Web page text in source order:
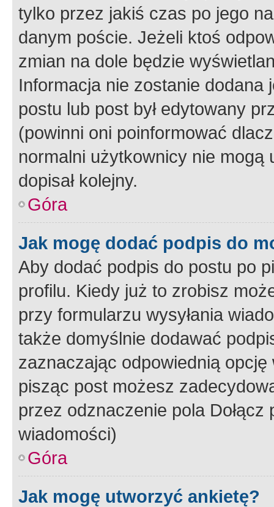
tylko przez jakiś czas po jego
danym poście. Jeżeli ktoś
zmian na dole będzie
Informacja nie zostanie dodana
postu lub post był edytowany
(powinni oni poinformować
normalni użytkownicy nie
dopisał kolejny.
Góra
Jak mogę dodać podpis do
Aby dodać podpis do postu po
profilu. Kiedy już to zrobisz
przy formularzu wysyłania
także domyślnie dodawać
zaznaczając odpowiednią
pisząc post możesz
przez odznaczenie pola
wiadomości)
Góra
Jak mogę utworzyć ankietę?